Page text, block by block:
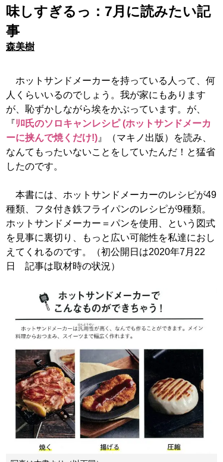
味しすぎるっ：7月に読みたい記
事
森美樹
ホットサンドメーカーを持っている人って、何
人くらいいるのでしょう。我が家にもあります
が、恥ずかしながら埃をかぶっています。が、
『ﾘﾛ氏のソロキャンレシピ (ホットサンドメーカ
ーに挟んで焼くだけ!) 』（マキノ出版）を読み、
なんてもったいないことをしていたんだ！と猛省
したのです。
本書には、ホットサンドメーカーのレシピが49
種類、フタ付き鉄フライパンのレシピが9種類。
ホットサンドメーカー＝パンを使用、という図式
を見事に裏切り、もっと広い可能性を私達におし
えてくれるのです。（初公開日は2020年7月22
日 記事は取材時の状況）